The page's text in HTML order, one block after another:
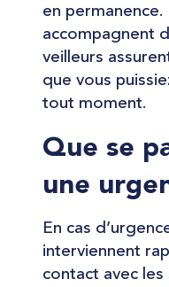
en
accompagnent
veilleurs
que vous
tout moment.
Que se
une
En cas
interviennent
contact avec les